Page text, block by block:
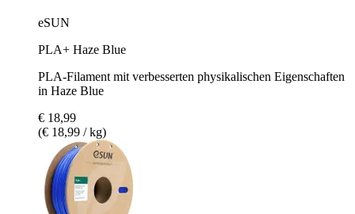
eSUN
PLA+ Haze Blue
PLA-Filament mit verbesserten physikalischen Eigenschaften
in Haze Blue
€ 18,99
(€ 18,99 / kg)